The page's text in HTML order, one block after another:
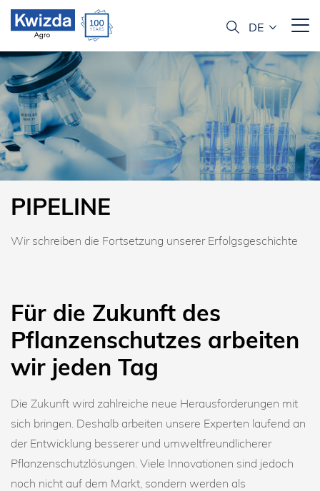
PIPELINE
Wir schreiben die Fortsetzung unserer Erfolgsgeschichte
Für die Zukunft des
Pflanzenschutzes arbeiten
wir jeden Tag
Die Zukunft wird zahlreiche neue Herausforderungen mit
sich bringen. Deshalb arbeiten unsere Experten laufend an
der Entwicklung besserer und umweltfreundlicherer
Pflanzenschutzlösungen. Viele Innovationen sind jedoch
noch nicht auf dem Markt, sondern werden als